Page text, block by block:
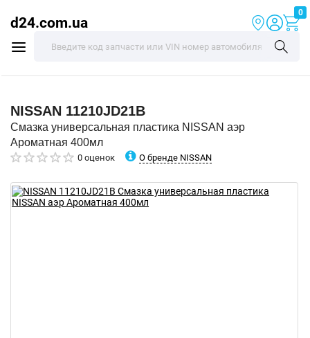
d24.com.ua
0
NISSAN 11210JD21B
Смазка универсальная пластика NISSAN аэр
Ароматная 400мл
0 оценок О бренде NISSAN